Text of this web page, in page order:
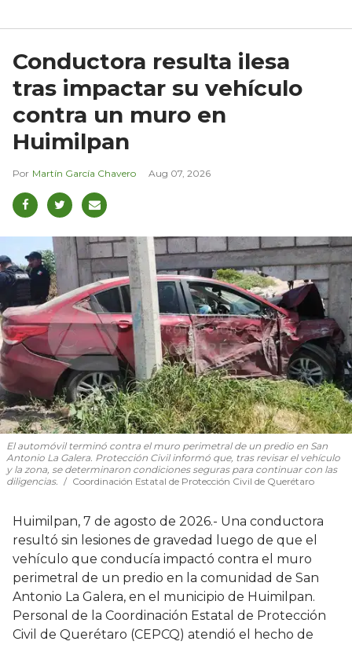
Conductora resulta ilesa
tras impactar su vehículo
contra un muro en
Huimilpan
Martín García Chavero Aug 07, 2026
El automóvil terminó contra el muro perimetral de un predio en San
Antonio La Galera. Protección Civil informó que, tras revisar el vehículo
y la zona, se determinaron condiciones seguras para continuar con las
diligencias.
Coordinación Estatal de Protección Civil de Querétaro
Huimilpan, 7 de agosto de 2026.- Una conductora
resultó sin lesiones de gravedad luego de que el
vehículo que conducía impactó contra el muro
perimetral de un predio en la comunidad de San
Antonio La Galera, en el municipio de Huimilpan.
Personal de la Coordinación Estatal de Protección
Civil de Querétaro (CEPCQ) atendió el hecho de